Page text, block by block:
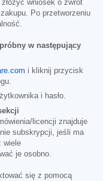
wniosek o zwrot
Po przetworzeniu
w następujący
i kliknij przycisk
i hasło.
licencji znajduje
subskrypcji, jeśli ma
wiele
je osobno.
się z pomocą